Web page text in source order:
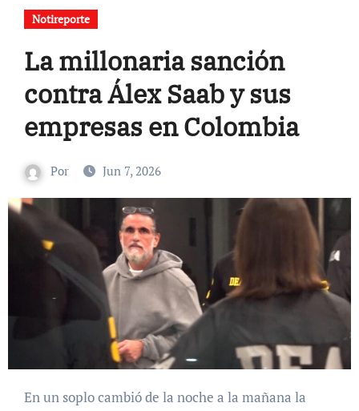
Notireporte
La millonaria sanción
contra Álex Saab y sus
empresas en Colombia
Por Jun 7, 2026
En un soplo cambió de la noche a la mañana la